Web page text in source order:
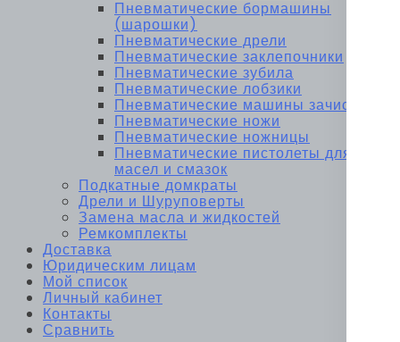
Пневматические бормашины
(шарошки)
Пневматические дрели
Пневматические заклепочники
Пневматические зубила
Пневматические лобзики
Пневматические машины зачистные
Пневматические ножи
Пневматические ножницы
Пневматические пистолеты для
масел и смазок
Подкатные домкраты
Дрели и Шуруповерты
Замена масла и жидкостей
Ремкомплекты
Доставка
Юридическим лицам
Мой список
Личный кабинет
Контакты
Сравнить